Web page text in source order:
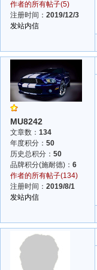
作者的所有帖子(5)
注册时间： 2019/12/3
发站内信
MU8242
文章数： 134
年度积分： 50
历史总积分： 50
品牌积分(施耐德)： 6
作者的所有帖子(134)
注册时间： 2019/8/1
发站内信